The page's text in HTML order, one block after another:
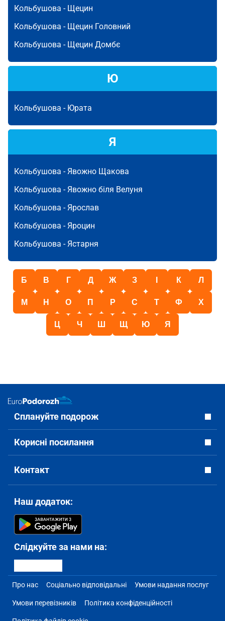
Кольбушова - Щецин
Кольбушова - Щецин Головний
Кольбушова - Щецин Домбє
Ю
Кольбушова - Юрата
Я
Кольбушова - Явожно Щакова
Кольбушова - Явожно біля Велуня
Кольбушова - Ярослав
Кольбушова - Яроцин
Кольбушова - Ястарня
Б В Г Д Ж З К Л
М Н О П Р С Т Ф Х
Ц Ч Ш Щ Ю Я
Сплануйте подорож
Корисні посилання
Контакт
Наш додаток:
Слідкуйте за нами на:
Про нас Соціально відповідальні Умови надання послуг
Умови перевізників Політика конфіденційності